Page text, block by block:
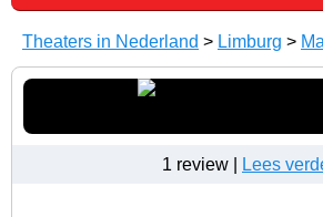
Theaters in Nederland > Limburg >
1 review | Lees